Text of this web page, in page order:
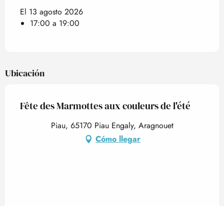
El 13 agosto 2026
17:00 a 19:00
Ubicación
Fête des Marmottes aux couleurs de l'été
Piau, 65170 Piau Engaly, Aragnouet
Cómo llegar